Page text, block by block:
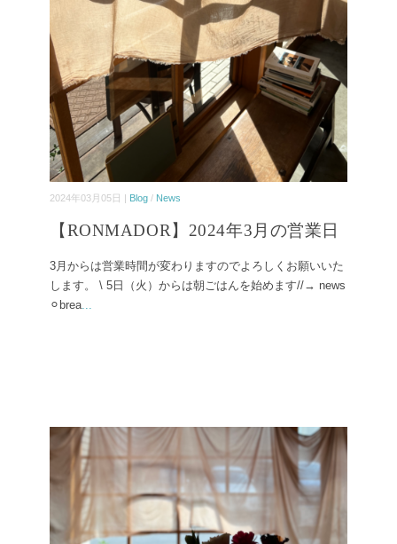
2024年03月05日 | Blog / News
【RONMADOR】2024年3月の営業日
3月からは営業時間が変わりますのでよろしくお願いいた
します。 \ 5日（火）からは朝ごはんを始めます//→ news
⚪︎brea